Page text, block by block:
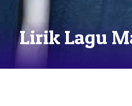
Lirik Lagu